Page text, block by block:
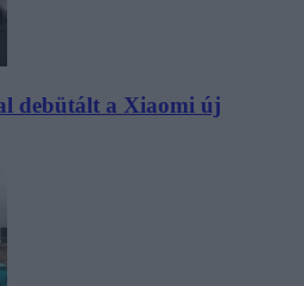
debütált a Xiaomi új